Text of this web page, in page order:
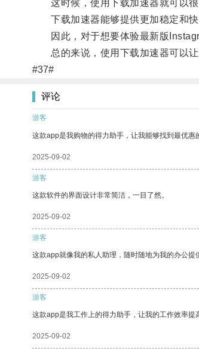
这时候，使用下载加速器就可以很
下载加速器能够提供更加稳定和快
因此，对于想要体验最新版
总的来说，使用下载加速器可以让
#37#
评论
游客
这款app是我购物的得力助手，让我能够找到最优惠
2025-09-02
游客
这款软件的界面设计非常简洁，一目了然。
2025-09-02
游客
这款app就像我的私人助理，随时随地为我的办公提
2025-09-02
游客
这款app是我工作上的得力助手，让我的工作效率提
2025-09-02